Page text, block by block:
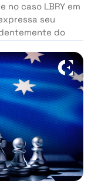
no caso LBRY em
seu
do